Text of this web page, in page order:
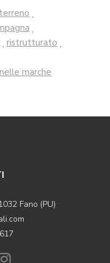
terreno ,
,
, ristrutturato ,
marche
Fano (PU)